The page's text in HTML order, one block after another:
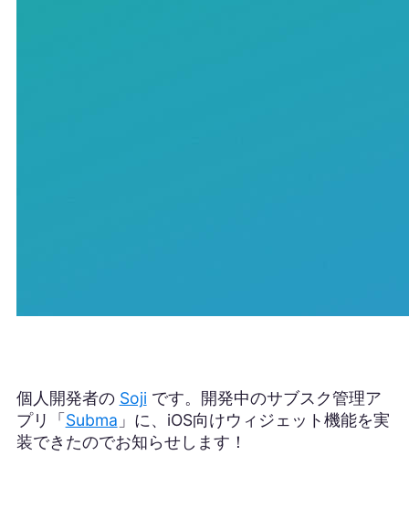
個人開発者の Soji です。開発中のサブスク管理ア
プリ「 Subma 」に、iOS向けウィジェット機能を実
装できたのでお知らせします！